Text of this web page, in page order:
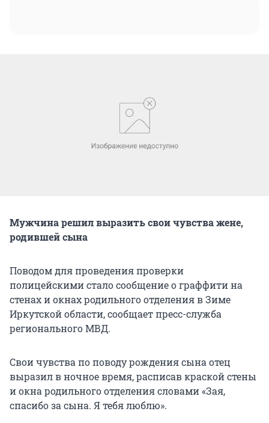
Мужчина решил выразить свои чувства жене,
родившей сына
Поводом для проведения проверки
полицейскими стало сообщение о граффити на
стенах и окнах родильного отделения в Зиме
Иркутской области, сообщает пресс-служба
регионального МВД.
Свои чувства по поводу рождения сына отец
выразил в ночное время, расписав краской стены
и окна родильного отделения словами «Зая,
спасибо за сына. Я тебя люблю».